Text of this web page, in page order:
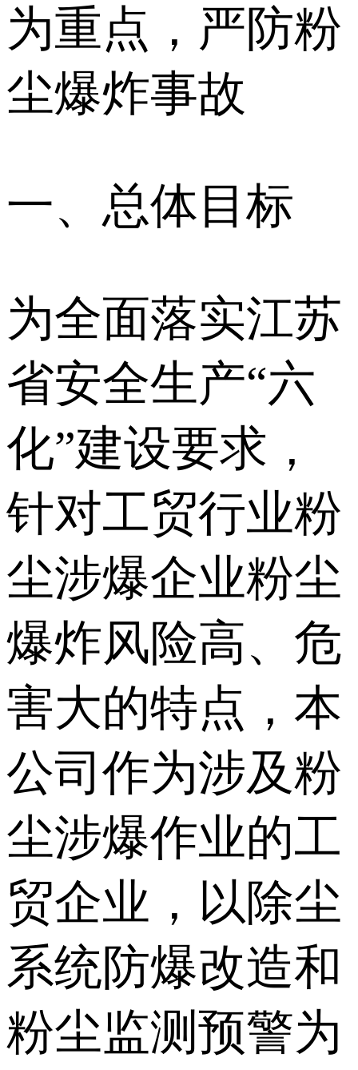
为重点，严防粉
尘爆炸事故
一、总体目标
为全面落实江苏
省安全生产“六
化”建设要求，
针对工贸行业粉
尘涉爆企业粉尘
爆炸风险高、危
害大的特点，本
公司作为涉及粉
尘涉爆作业的工
贸企业，以除尘
系统防爆改造和
粉尘监测预警为